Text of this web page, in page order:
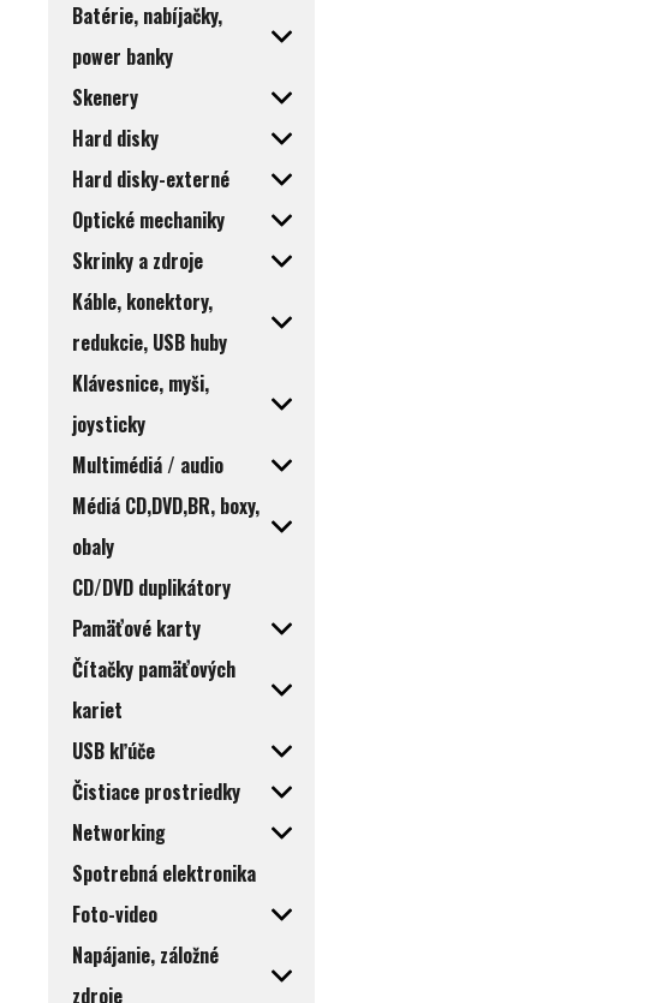
Batérie, nabíjačky,
power banky
Skenery
Hard disky
Hard disky-externé
Optické mechaniky
Skrinky a zdroje
Káble, konektory,
redukcie, USB huby
Klávesnice, myši,
joysticky
Multimédiá / audio
Médiá CD,DVD,BR, boxy,
obaly
CD/DVD duplikátory
Pamäťové karty
Čítačky pamäťových
kariet
USB kľúče
Čistiace prostriedky
Networking
Spotrebná elektronika
Foto-video
Napájanie, záložné
zdroje